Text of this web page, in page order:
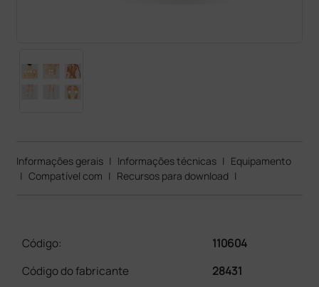
Informações gerais | Informações técnicas | Equipamento
| Compatível com | Recursos para download |
Código:
110604
Código do fabricante
28431